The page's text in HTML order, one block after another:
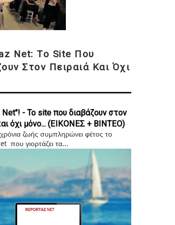
Net: Το Site Που
Στον Πειραιά Και Όχι
- Το site που διαβάζουν στον
όχι μόνο... (ΕΙΚΟΝΕΣ + ΒΙΝΤΕΟ)
ζωής συμπληρώνει φέτος το
που γιορτάζει τα...